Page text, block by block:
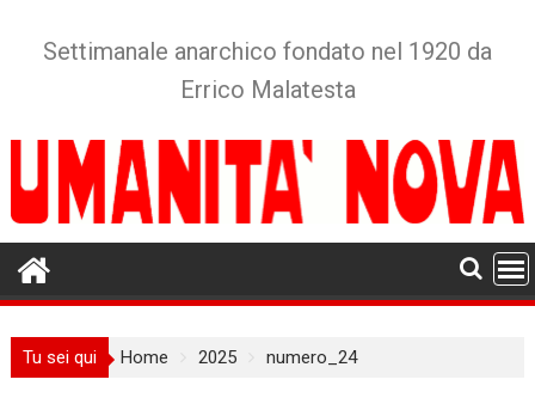
Settimanale anarchico fondato nel 1920 da
Errico Malatesta
Tu sei qui Home 2025 numero_24